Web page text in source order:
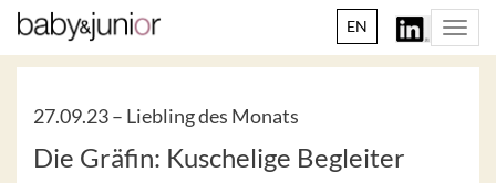
EN
27.09.23 – Liebling des Monats
Die Gräfin: Kuschelige Begleiter